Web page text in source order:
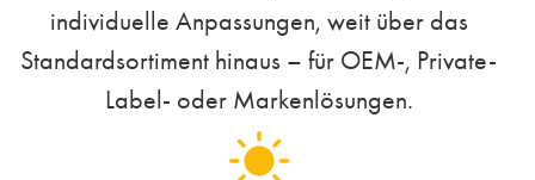
individuelle Anpassungen, weit über das
Standardsortiment hinaus – für OEM-, Private-
Label- oder Markenlösungen.